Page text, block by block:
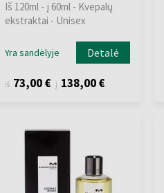
Iš 120ml - į 60ml - Kvepalų
ekstraktai - Unisex
Yra sandėlyje Detalė
iš 73,00 € į 138,00 €